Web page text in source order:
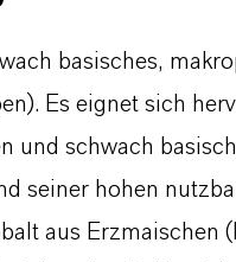
basisches,
Es eignet sich
und schwach
seiner hohen
aus Erzmaischen